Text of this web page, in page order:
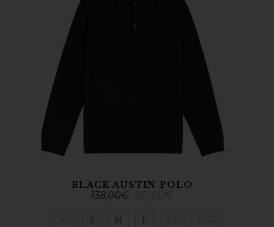
BLACK AUSTIN POLO
138,00€ 96,60€
S M L